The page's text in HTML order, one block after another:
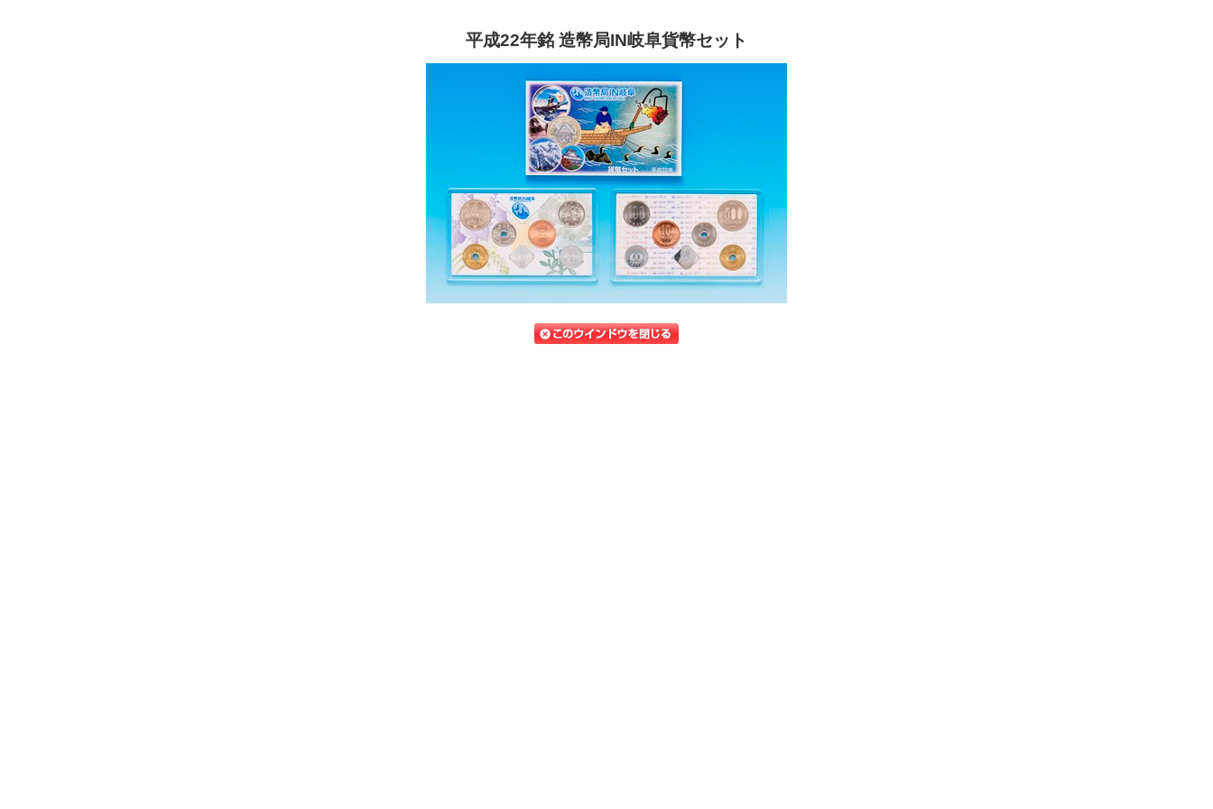
平成22年銘 造幣局IN岐阜貨幣セット